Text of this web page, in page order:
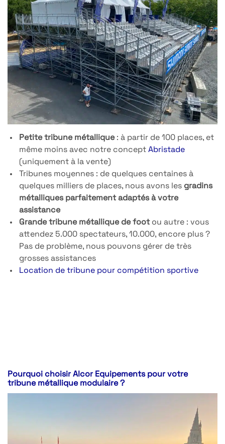
Petite tribune métallique: à partir de 100 places, et
même moins avec notre concept Abristade
(uniquement à la vente)
Tribunes moyennes : de quelques centaines à
quelques milliers de places, nous avons les gradins
métalliques parfaitement adaptés à votre
assistance
Grande tribune métallique de footou autre : vous
attendez 5.000 spectateurs, 10.000, encore plus ?
Pas de problème, nous pouvons gérer de très
grosses assistances
Location de tribune pour compétition sportive
Pourquoi choisir Alcor Equipements pour votre
tribune métallique modulaire ?